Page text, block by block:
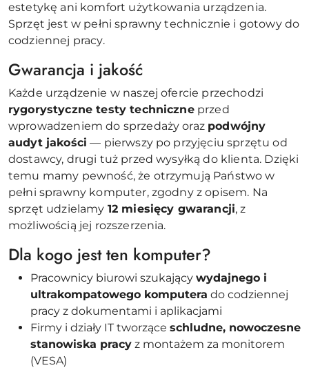
estetykę ani komfort użytkowania urządzenia.
Sprzęt jest w pełni sprawny technicznie i gotowy do
codziennej pracy.
Gwarancja i jakość
Każde urządzenie w naszej ofercie przechodzi
rygorystyczne testy techniczneprzed
wprowadzeniem do sprzedaży oraz podwójny
audyt jakości — pierwszy po przyjęciu sprzętu od
dostawcy, drugi tuż przed wysyłką do klienta. Dzięki
temu mamy pewność, że otrzymują Państwo w
pełni sprawny komputer, zgodny z opisem. Na
sprzęt udzielamy 12 miesięcy gwarancji, z
możliwością jej rozszerzenia.
Dla kogo jest ten komputer?
Pracownicy biurowi szukający wydajnego i
ultrakompatowego komputera do codziennej
pracy z dokumentami i aplikacjami
Firmy i działy IT tworzące schludne, nowoczesne
stanowiska pracy z montażem za monitorem
(VESA)